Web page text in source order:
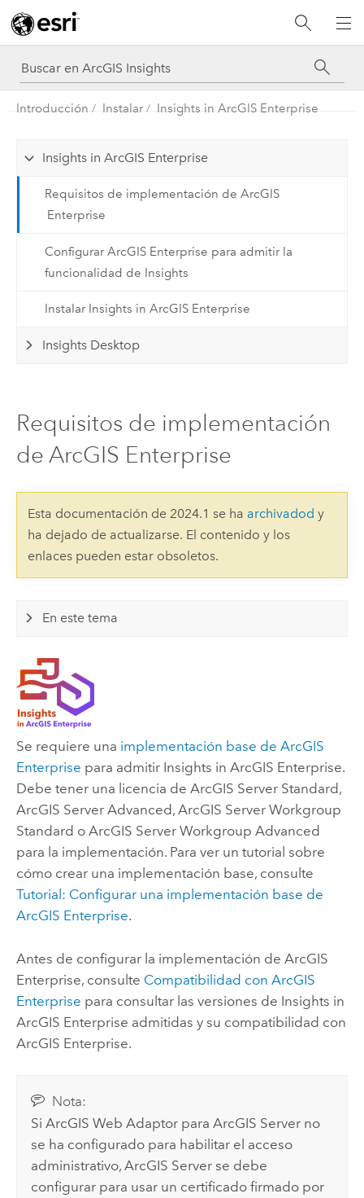
Introducción Instalar Insights in ArcGIS Enterprise
Insights in ArcGIS Enterprise
Requisitos de implementación de ArcGIS
Enterprise
Configurar ArcGIS Enterprise para admitir la
funcionalidad de Insights
Instalar Insights in ArcGIS Enterprise
Insights Desktop
Requisitos de implementación
de ArcGIS Enterprise
Esta documentación de 2024.1 se ha archivadod y
ha dejado de actualizarse. El contenido y los
enlaces pueden estar obsoletos.
En este tema
Se requiere una implementación base de ArcGIS
Enterprise para admitir Insights in ArcGIS Enterprise.
Debe tener una licencia de ArcGIS Server Standard,
ArcGIS Server Advanced, ArcGIS Server Workgroup
Standard o ArcGIS Server Workgroup Advanced
para la implementación. Para ver un tutorial sobre
cómo crear una implementación base, consulte
Tutorial: Configurar una implementación base de
ArcGIS Enterprise.
Antes de configurar la implementación de ArcGIS
Enterprise, consulte Compatibilidad con ArcGIS
Enterprise para consultar las versiones de Insights in
ArcGIS Enterprise admitidas y su compatibilidad con
ArcGIS Enterprise.
Nota:
SiArcGIS Web Adaptor paraArcGIS Server no
se ha configurado para habilitar el acceso
administrativo,ArcGIS Server se debe
configurar para usar un certificado firmado por